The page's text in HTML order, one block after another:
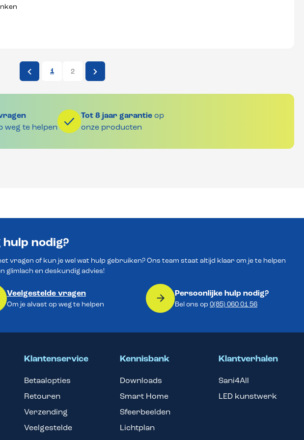
1 2
weg te helpen
Tot 8 jaar garantie op
onze producten
hulp nodig?
vragen of kun je wel wat hulp gebruiken? Ons team staat altijd klaar om je te helpen
glimlach en deskundig advies!
Veelgestelde vragen
Om je alvast op weg te helpen
Persoonlijke hulp nodig?
Bel ons op0(85) 060 01 56
Klantenservice
Betaalopties
Retouren
Verzending
Veelgestelde
Kennisbank
Downloads
Smart Home
Sfeerbeelden
Lichtplan
Klantverhalen
Sani4All
LED kunstwerk